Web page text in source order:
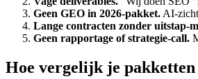
Geen GEO in 2026-pakket. AI-
Lange contracten zonder uitstap-
Geen rapportage of strategie-call.
Hoe vergelijk je